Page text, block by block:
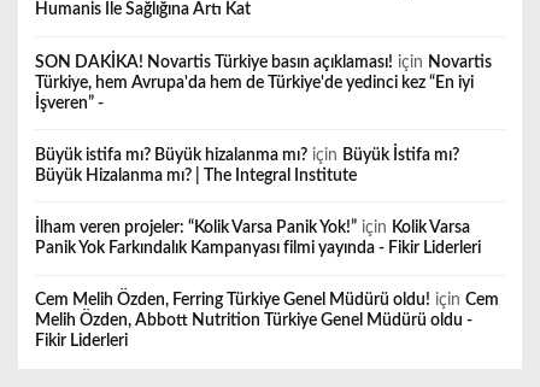
Humanis İle Sağlığına Artı Kat
SON DAKİKA! Novartis Türkiye basın açıklaması! için Novartis
Türkiye, hem Avrupa'da hem de Türkiye'de yedinci kez “En iyi
İşveren” -
Büyük istifa mı? Büyük hizalanma mı? için Büyük İstifa mı?
Büyük Hizalanma mı? | The Integral Institute
İlham veren projeler: “Kolik Varsa Panik Yok!” için Kolik Varsa
Panik Yok Farkındalık Kampanyası filmi yayında - Fikir Liderleri
Cem Melih Özden, Ferring Türkiye Genel Müdürü oldu! için Cem
Melih Özden, Abbott Nutrition Türkiye Genel Müdürü oldu -
Fikir Liderleri